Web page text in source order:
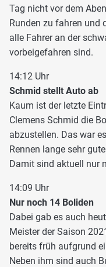
Tag nicht vor dem
Runden zu fahren und
alle Fahrer an der
vorbeigefahren sind.
14:12 Uhr
Schmid stellt Auto ab
Kaum ist der letzte
Clemens Schmid die
abzustellen. Das war
Rennen lange sehr
Damit sind aktuell nur
14:09 Uhr
Nur noch 14 Boliden
Dabei gab es auch
Meister der Saison
bereits früh aufgrund
Neben ihm sind auch